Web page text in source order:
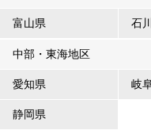
富山県 石
中部・東海地区
愛知県 岐
静岡県